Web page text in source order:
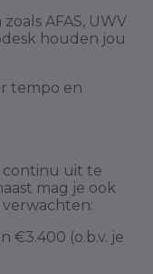
AFAS, UWV
houden jou
tempo en
continu uit te
mag je ook
verwachten:
€3.400 (o.b.v. je